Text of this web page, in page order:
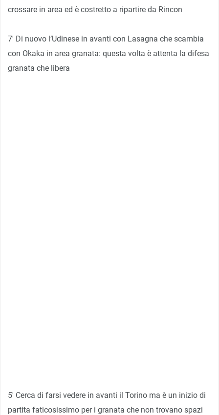
crossare in area ed è costretto a ripartire da Rincon
7′ Di nuovo l’Udinese in avanti con Lasagna che scambia
con Okaka in area granata: questa volta è attenta la difesa
granata che libera
5′ Cerca di farsi vedere in avanti il Torino ma è un inizio di
partita faticosissimo per i granata che non trovano spazi